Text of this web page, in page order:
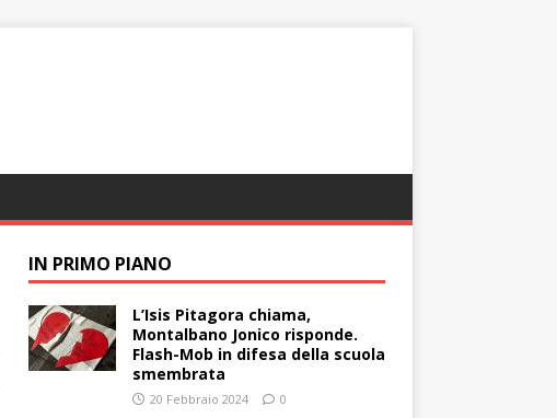
IN PRIMO PIANO
L’Isis Pitagora chiama,
Montalbano Jonico risponde.
Flash-Mob in difesa della scuola
smembrata
20 Febbraio 2024 0